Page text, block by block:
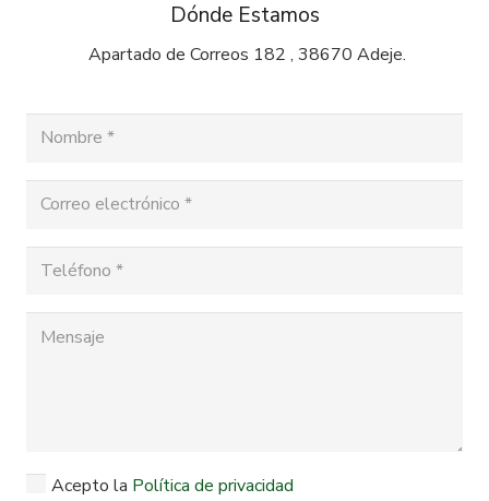
Dónde Estamos
Apartado de Correos 182 , 38670 Adeje.
Acepto la Política de privacidad